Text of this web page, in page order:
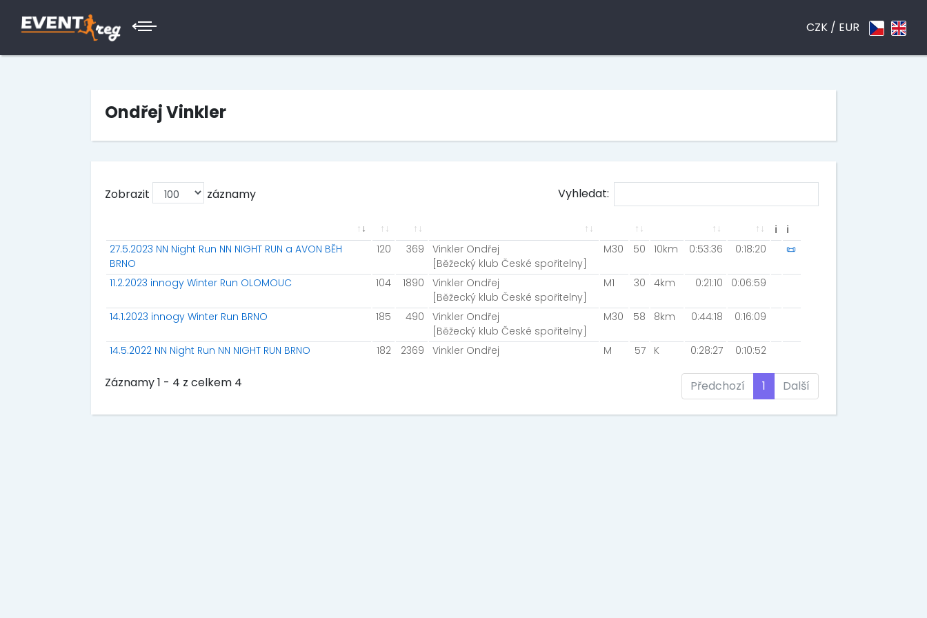
CZK / EUR
Ondřej Vinkler
Zobrazit záznamy Vyhledat:
ℹ
ℹ
27.5.2023 NN Night Run NN NIGHT RUN a AVON BĚH
BRNO
120 369
Vinkler Ondřej
[Běžecký klub České spořitelny]
M30 50 10km 0:53:36 0:18:20 📜
11.2.2023 innogy Winter Run OLOMOUC 104 1890
Vinkler Ondřej
[Běžecký klub České spořitelny]
M1 30 4km 0:21:10 0:06:59
14.1.2023 innogy Winter Run BRNO 185 490
Vinkler Ondřej
[Běžecký klub České spořitelny]
M30 58 8km 0:44:18 0:16:09
14.5.2022 NN Night Run NN NIGHT RUN BRNO 182 2369 Vinkler Ondřej M 57 K 0:28:27 0:10:52
Záznamy 1 - 4 z celkem 4 Předchozí 1 Další